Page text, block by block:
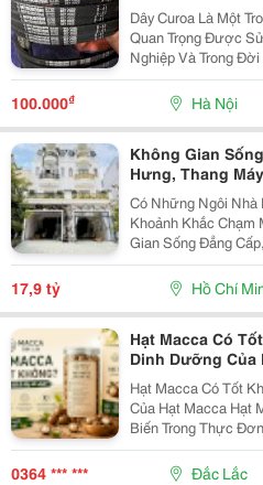
Dây Curoa Là Một
Quan Trọng Được
Nghiệp Và Trong Đời Sống. Dây
Bằng Cao Su Tổng
Trong Có Hoặc Không Có Lõi
Động...
100.000₫ Hà Nội
Không Gian
Hưng, Thang
Có Những Ngôi Nhà
Khoảnh Khắc Chạm
Gian Sống Đẳng
Hưng: - Vị Trí: Kdc Tân Mỹ, Đường Rộng 20M Thông
Thoáng - Diện
17,9 tỷ Hồ Chí
Hạt Macca Có
Dinh Dưỡng Của
Hạt Macca Có Tốt
Của Hạt Macca Hạt Macca Ngày Càng Xuất Hiện Phổ
Biến Trong Thực
Loại Hạt Dinh
Cách Sử Dụng Đơn
0364 *** *** Đắc Lắc